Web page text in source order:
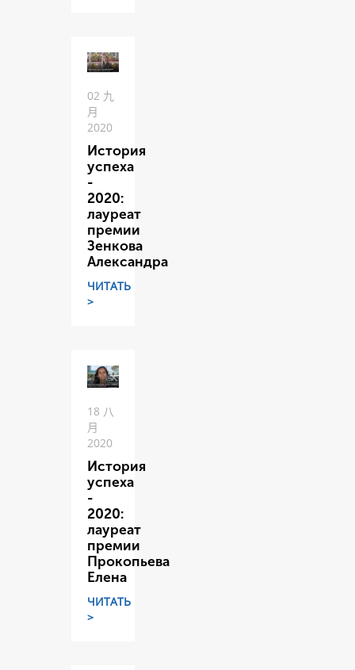
02 九
月
2020
История
успеха
-
2020:
лауреат
премии
Зенкова
Александра
ЧИТАТЬ
>
18 八
月
2020
История
успеха
-
2020:
лауреат
премии
Прокопьева
Елена
ЧИТАТЬ
>